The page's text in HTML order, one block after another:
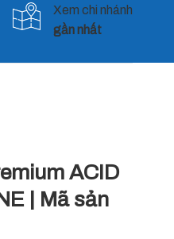
Xem chi nhánh
gần nhất
ACID
Mã sản